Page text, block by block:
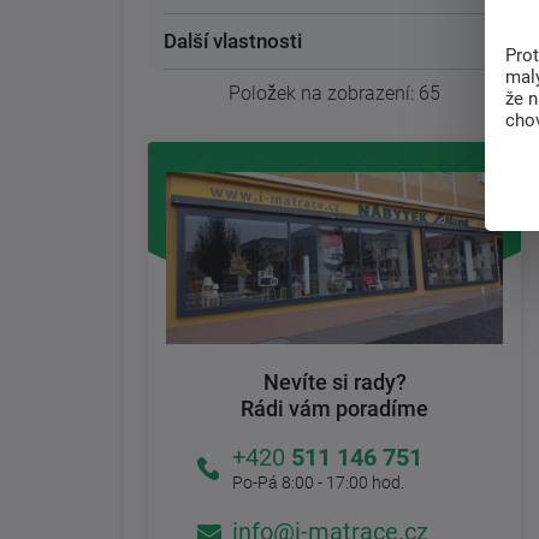
Další vlastnosti
Položek na zobrazení: 65
Nevíte si rady?
Rádi vám poradíme
+420 511 146 751
Po-Pá 8:00 - 17:00 hod.
info@i-matrace.cz
že